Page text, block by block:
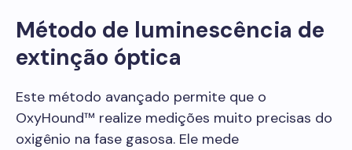
Método de luminescência de
extinção óptica
Este método avançado permite que o
OxyHound™ realize medições muito precisas do
oxigênio na fase gasosa. Ele mede